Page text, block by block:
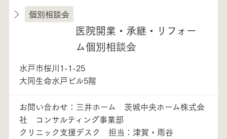
茨城県
個別相談会
医院開業・承継・リフォー
ム個別相談会
水戸市桜川1-1-25
大同生命水戸ビル5階
お問い合わせ：三井ホーム 茨城中央ホーム株式会
社 コンサルティング事業部
クリニック支援デスク 担当：津賀・雨谷